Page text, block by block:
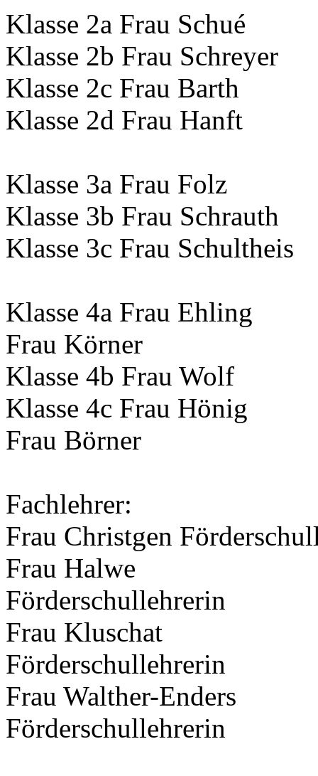
Klasse 2a Frau Schué
Klasse 2b Frau Schreyer
Klasse 2c Frau Barth
Klasse 2d Frau Hanft
Klasse 3a Frau Folz
Klasse 3b Frau Schrauth
Klasse 3c Frau Schultheis
Klasse 4a Frau Ehling
Frau Körner
Klasse 4b Frau Wolf
Klasse 4c Frau Hönig
Frau Börner
Fachlehrer:
Frau Christgen
Frau Halwe
Förderschullehrerin
Frau Kluschat
Förderschullehrerin
Frau Walther-Enders
Förderschullehrerin